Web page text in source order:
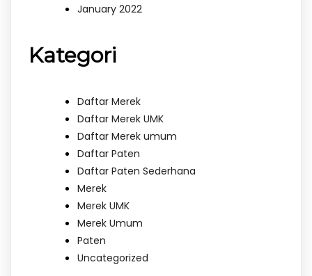
January 2022
Kategori
Daftar Merek
Daftar Merek UMK
Daftar Merek umum
Daftar Paten
Daftar Paten Sederhana
Merek
Merek UMK
Merek Umum
Paten
Uncategorized